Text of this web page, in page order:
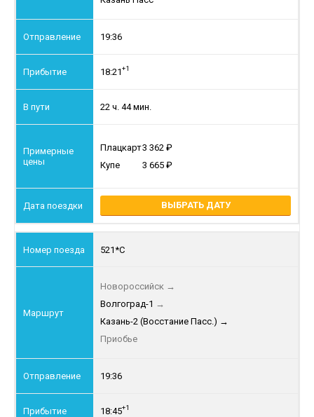
19:36
18:21+1
22 ч. 44 мин.
Плацкарт3 362
Купе
3 665
ВЫБРАТЬ ДАТУ
521*С
Новороссийск →
Волгоград-1 →
Казань-2 (Восстание Пасс.) →
Приобье
19:36
18:45+1